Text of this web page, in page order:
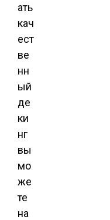
ать
кач
ест
ве
нн
ый
де
ки
нг
вы
мо
же
те
на